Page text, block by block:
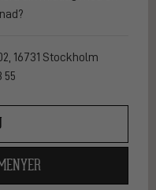
16731 Stockholm
55